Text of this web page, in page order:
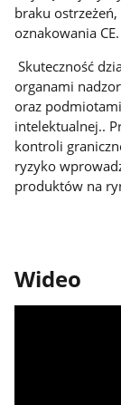
braku
oznakowania CE.
Skuteczność
organami
oraz
intelektualnej..
kontroli
ryzyko
produktów na
Wideo